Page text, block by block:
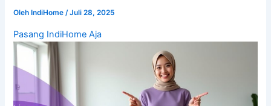
Oleh IndiHome/Juli 28, 2025
Pasang IndiHome Aja